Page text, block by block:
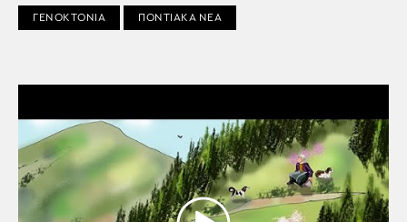
ΓΕΝΟΚΤΟΝΙΑ ΠΟΝΤΙΑΚΑ ΝΕΑ